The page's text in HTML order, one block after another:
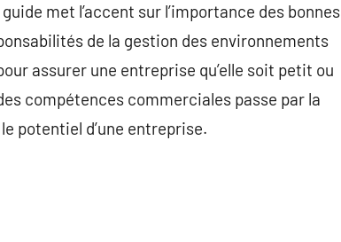
met l’accent sur l’importance des bonnes
de la gestion des environnements
assurer une entreprise qu’elle soit petit ou
compétences commerciales passe par la
potentiel d’une entreprise.